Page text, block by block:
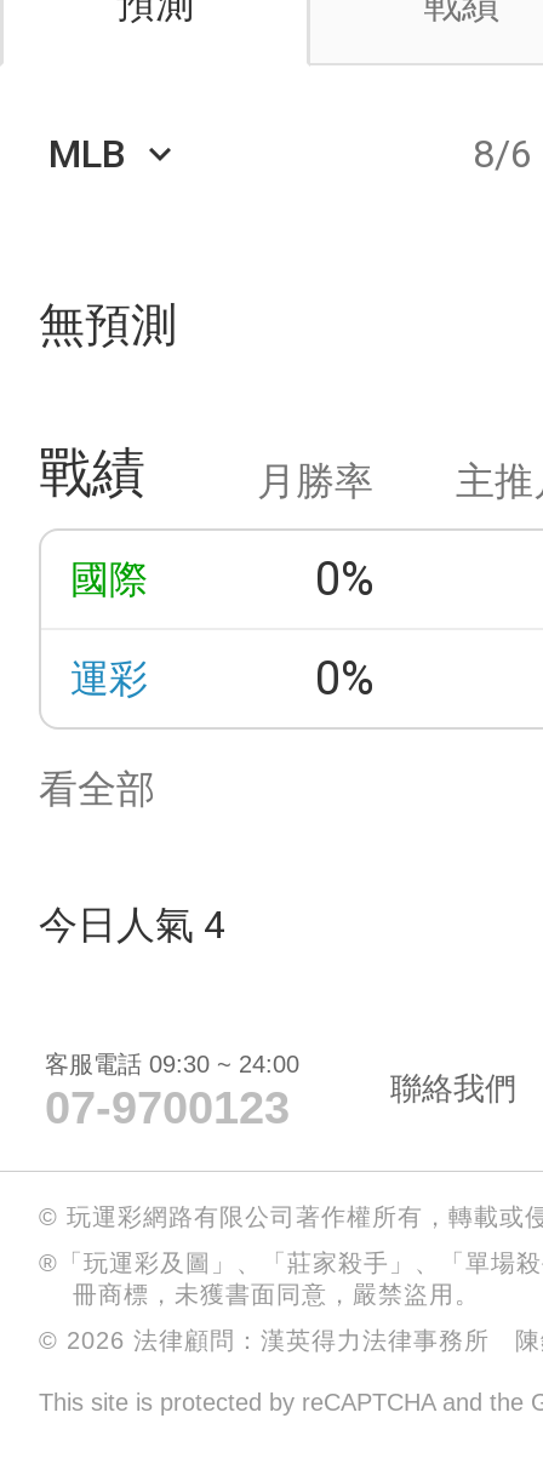
MLB keyboard_arrow_down 8/6
無預測
戰績 月勝率 主
國際 0%
運彩 0%
看全部
今日人氣 4
客服電話 09:30 ~ 24:00
07-9700123 聯絡我們
© 玩運彩網路有限公司著作權所有，轉載或
®「玩運彩及圖」、「莊家殺手」、「單場
冊商標，未獲書面同意，嚴禁盜用。
© 2026 法律顧問：漢英得力法律事務所 陳
This site is protected by reCAPTCHA and the